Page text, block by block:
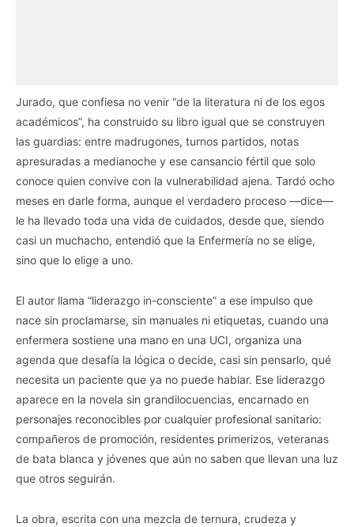
Jurado, que confiesa no venir “de la literatura ni de los egos
académicos”, ha construido su libro igual que se construyen
las guardias: entre madrugones, turnos partidos, notas
apresuradas a medianoche y ese cansancio fértil que solo
conoce quien convive con la vulnerabilidad ajena. Tardó ocho
meses en darle forma, aunque el verdadero proceso —dice—
le ha llevado toda una vida de cuidados, desde que, siendo
casi un muchacho, entendió que la Enfermería no se elige,
sino que lo elige a uno.
El autor llama “liderazgo in-consciente” a ese impulso que
nace sin proclamarse, sin manuales ni etiquetas, cuando una
enfermera sostiene una mano en una UCI, organiza una
agenda que desafía la lógica o decide, casi sin pensarlo, qué
necesita un paciente que ya no puede hablar. Ese liderazgo
aparece en la novela sin grandilocuencias, encarnado en
personajes reconocibles por cualquier profesional sanitario:
compañeros de promoción, residentes primerizos, veteranas
de bata blanca y jóvenes que aún no saben que llevan una luz
que otros seguirán.
La obra, escrita con una mezcla de ternura, crudeza y